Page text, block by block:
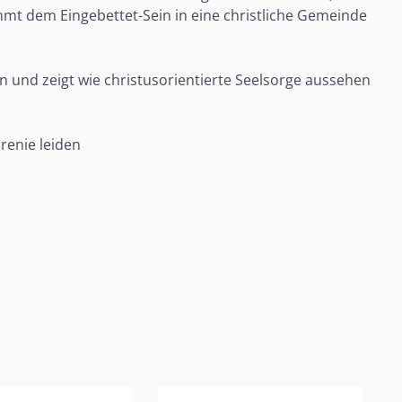
dem Eingebettet-Sein in eine christliche Gemeinde
zeigt wie christusorientierte Seelsorge aussehen
leiden